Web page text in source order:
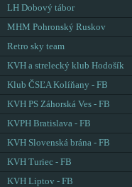
LH Dobový tábor
MHM Pohronský Ruskov
Retro sky team
KVH a strelecký klub Hodošík
Klub ČSĽA Kolíňany - FB
KVH PS Záhorská Ves - FB
KVPH Bratislava - FB
KVH Slovenská brána - FB
KVH Turiec - FB
KVH Liptov - FB